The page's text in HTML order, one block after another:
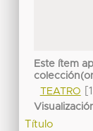
Este ítem
TEATRO
Título